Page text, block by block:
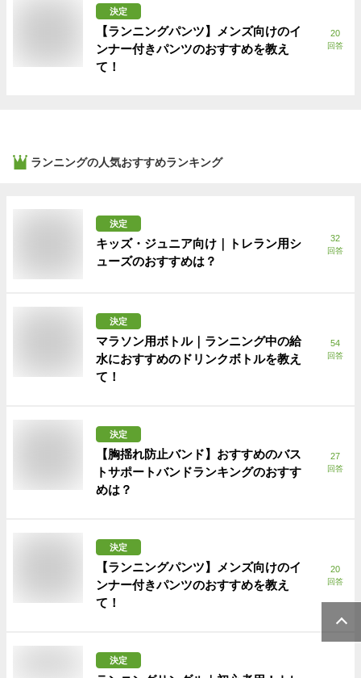
決定
【ランニングパンツ】メンズ向けのイ
ンナー付きパンツのおすすめを教え
て！
20
回答
ランニングの人気おすすめランキング
決定
キッズ・ジュニア向け｜トレラン用シ
ューズのおすすめは？
32
回答
決定
マラソン用ボトル｜ランニング中の給
水におすすめのドリンクボトルを教え
て！
54
回答
決定
【胸揺れ防止バンド】おすすめのバス
トサポートバンドランキングのおすす
めは？
27
回答
決定
【ランニングパンツ】メンズ向けのイ
ンナー付きパンツのおすすめを教え
て！
20
回答
決定